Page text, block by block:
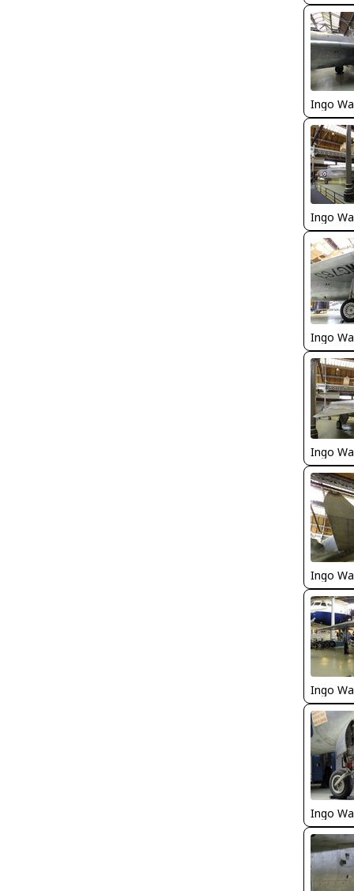
Ingo
Ingo
Ingo
Ingo
Ingo
Ingo
Ingo